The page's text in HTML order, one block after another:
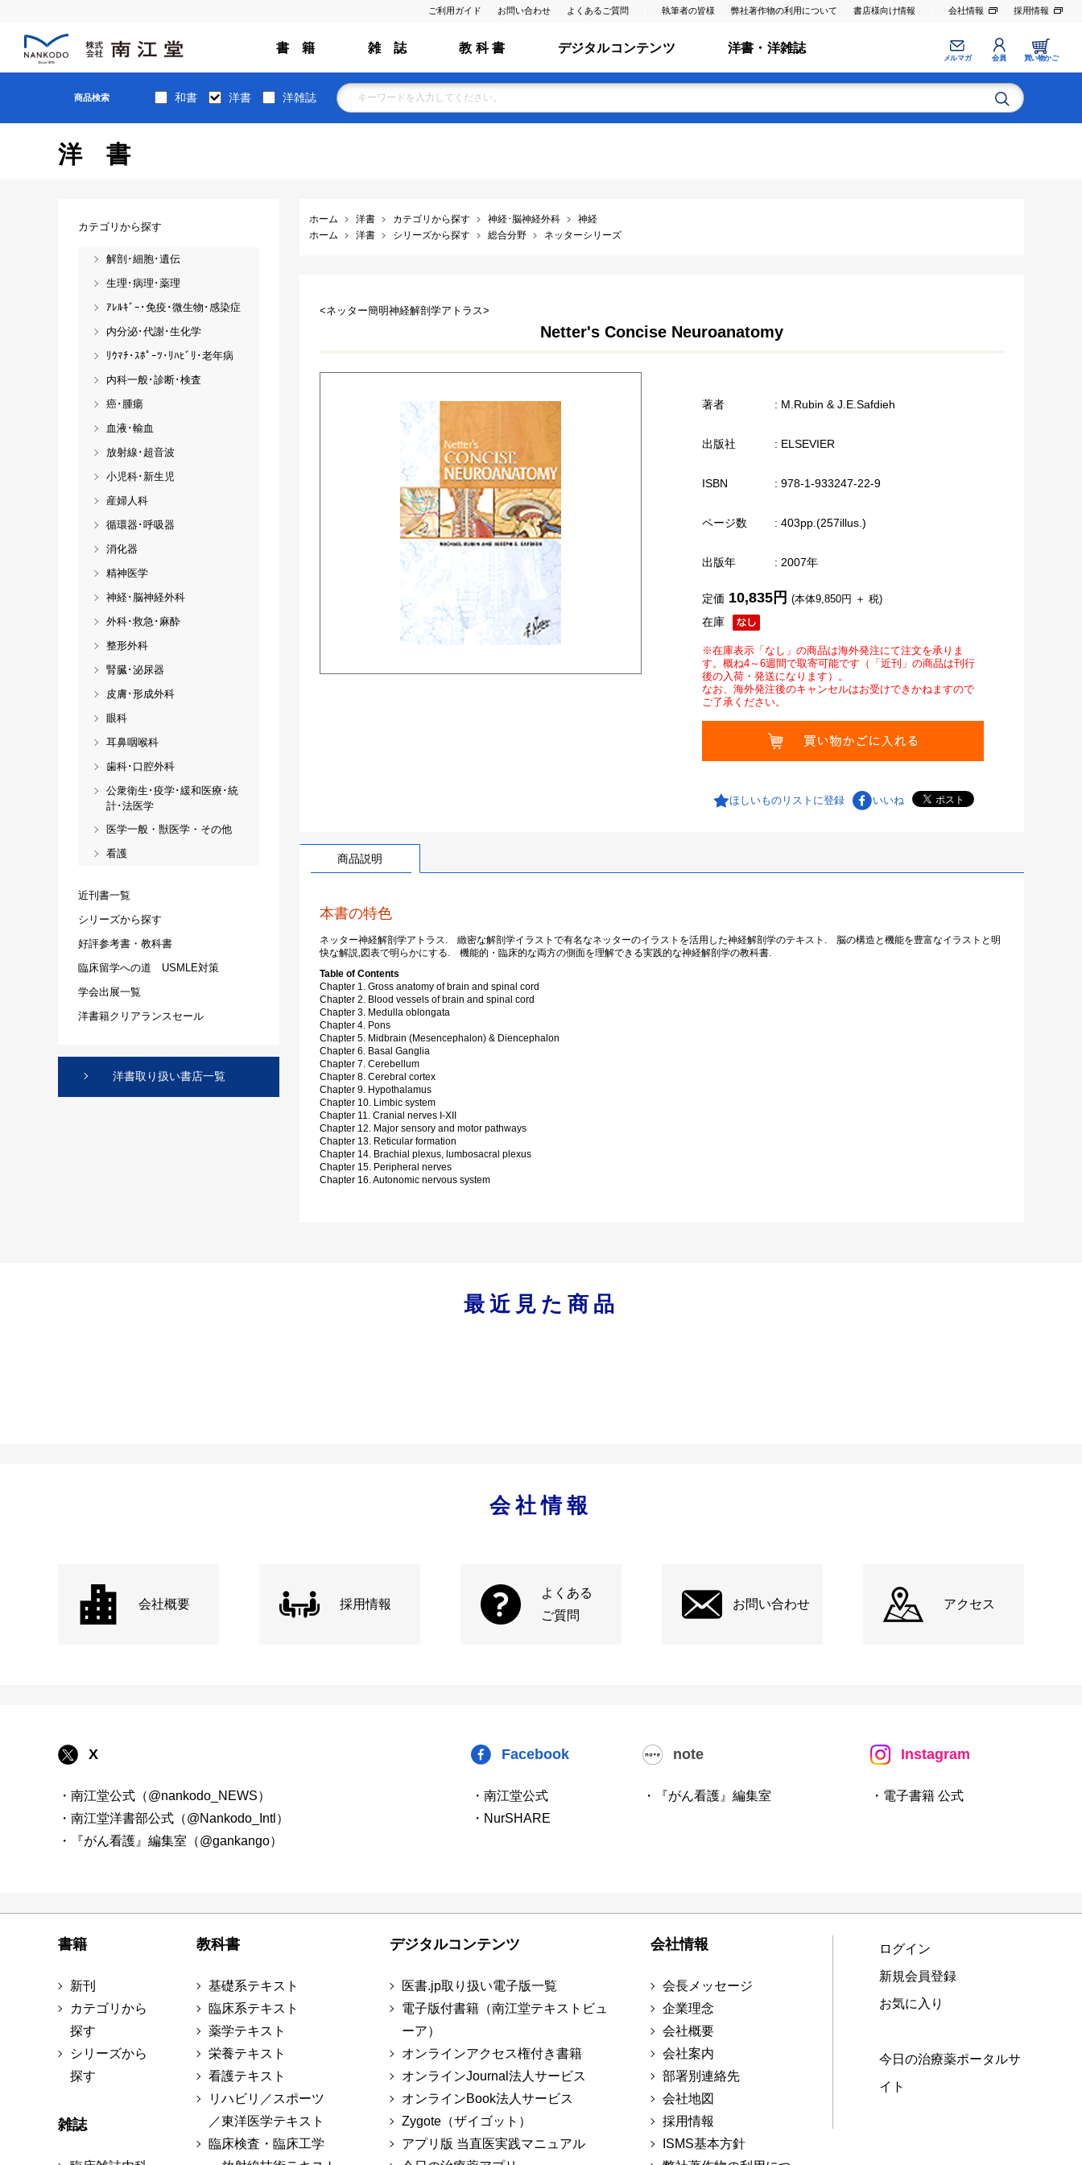
ご利用ガイド お問い合わせ よくあるご質問 執筆者の皆様 弊社著作物の利用について 書店様向け情報 会社情報 採用情報
書 籍 雑 誌 教 科 書 デジタルコンテンツ 洋書・洋雑誌
メルマガ 会員 買い物かご
商品検索 和書 洋書 洋雑誌
洋書
ホーム 洋書 カテゴリから探す 神経･脳神経外科
神経
ホーム
洋書 シリーズから探す 総合分野 ネッターシリーズ
<ネッター簡明神経解剖学アトラス>
Netter's Concise Neuroanatomy
著者 : M.Rubin & J.E.Safdieh
出版社 : ELSEVIER
ISBN : 978-1-933247-22-9
ページ数 : 403pp.(257illus.)
出版年 : 2007年
在庫
定価 10,835円 (本体9,850円 ＋ 税)
※在庫表示「なし」の商品は海外発注にて注文を承りま
す。概ね4～6週間で取寄可能です（「近刊」の商品は刊行
後の入荷・発送になります）。
なお、海外発注後のキャンセルはお受けできかねますので
ご了承ください。
ほしいものリストに登録 いいね
商品説明
本書の特色
ネッター神経解剖学アトラス. 緻密な解剖学イラストで有名なネッターのイラストを活用した神経解剖学のテキスト. 脳の構造と機能を豊富なイラストと明
快な解説,図表で明らかにする. 機能的・臨床的な両方の側面を理解できる実践的な神経解剖学の教科書.
Table of Contents
Chapter 1. Gross anatomy of brain and spinal cord
Chapter 2. Blood vessels of brain and spinal cord
Chapter 3. Medulla oblongata
Chapter 4. Pons
Chapter 5. Midbrain (Mesencephalon) & Diencephalon
Chapter 6. Basal Ganglia
Chapter 7. Cerebellum
Chapter 8. Cerebral cortex
Chapter 9. Hypothalamus
Chapter 10. Limbic system
Chapter 11. Cranial nerves I-XII
Chapter 12. Major sensory and motor pathways
Chapter 13. Reticular formation
Chapter 14. Brachial plexus, lumbosacral plexus
Chapter 15. Peripheral nerves
Chapter 16. Autonomic nervous system
カテゴリから探す
解剖･細胞･遺伝
生理･病理･薬理
ｱﾚﾙｷﾞｰ･免疫･微生物･感染症
内分泌･代謝･生化学
ﾘｳﾏﾁ･ｽﾎﾟｰﾂ･ﾘﾊﾋﾞﾘ･老年病
内科一般･診断･検査
癌･腫瘍
血液･輸血
放射線･超音波
小児科･新生児
産婦人科
循環器･呼吸器
消化器
精神医学
神経･脳神経外科
外科･救急･麻酔
整形外科
腎臓･泌尿器
皮膚･形成外科
眼科
耳鼻咽喉科
歯科･口腔外科
公衆衛生･疫学･緩和医療･統
計･法医学
医学一般・獣医学・その他
看護
近刊書一覧
シリーズから探す
好評参考書・教科書
臨床留学への道 USMLE対策
学会出展一覧
洋書籍クリアランスセール
洋書取り扱い書店一覧
最近見た商品
会社情報
会社概要 採用情報
よくある
ご質問
お問い合わせ アクセス
X
・南江堂公式（@nankodo_NEWS）
・南江堂洋書部公式（@Nankodo_Intl）
・『がん看護』編集室（@gankango）
Facebook
・南江堂公式
・NurSHARE
note
・『がん看護』編集室
Instagram
・電子書籍 公式
書籍
新刊
カテゴリから
探す
シリーズから
探す
雑誌
教科書
基礎系テキスト
臨床系テキスト
薬学テキスト
栄養テキスト
看護テキスト
リハビリ／スポーツ
／東洋医学テキスト
臨床検査・臨床工学
デジタルコンテンツ
医書.jp取り扱い電子版一覧
電子版付書籍（南江堂テキストビュ
ーア）
オンラインアクセス権付き書籍
オンラインJournal法人サービス
オンラインBook法人サービス
Zygote（ザイゴット）
アプリ版 当直医実践マニュアル
会社情報
会長メッセージ
企業理念
会社概要
会社案内
部署別連絡先
会社地図
採用情報
ISMS基本方針
ログイン
新規会員登録
お気に入り
今日の治療薬ポータルサ
イト